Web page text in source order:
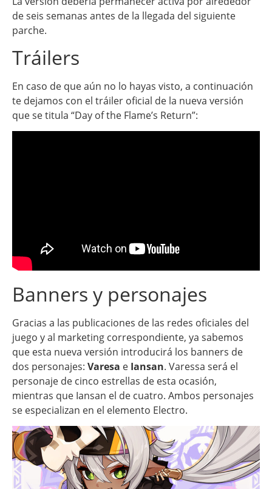
de seis semanas antes de la llegada del siguiente
parche.
Tráilers
En caso de que aún no lo hayas visto, a continuación
te dejamos con el tráiler oficial de la nueva versión
que se titula “Day of the Flame’s Return”:
Banners y personajes
Gracias a las publicaciones de las redes oficiales del
juego y al marketing correspondiente, ya sabemos
que esta nueva versión introducirá los banners de
dos personajes: Varesa e Iansan. Varessa será el
personaje de cinco estrellas de esta ocasión,
mientras que Iansan el de cuatro. Ambos personajes
se especializan en el elemento Electro.